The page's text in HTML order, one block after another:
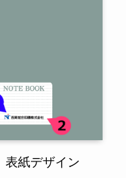
表紙デザイン